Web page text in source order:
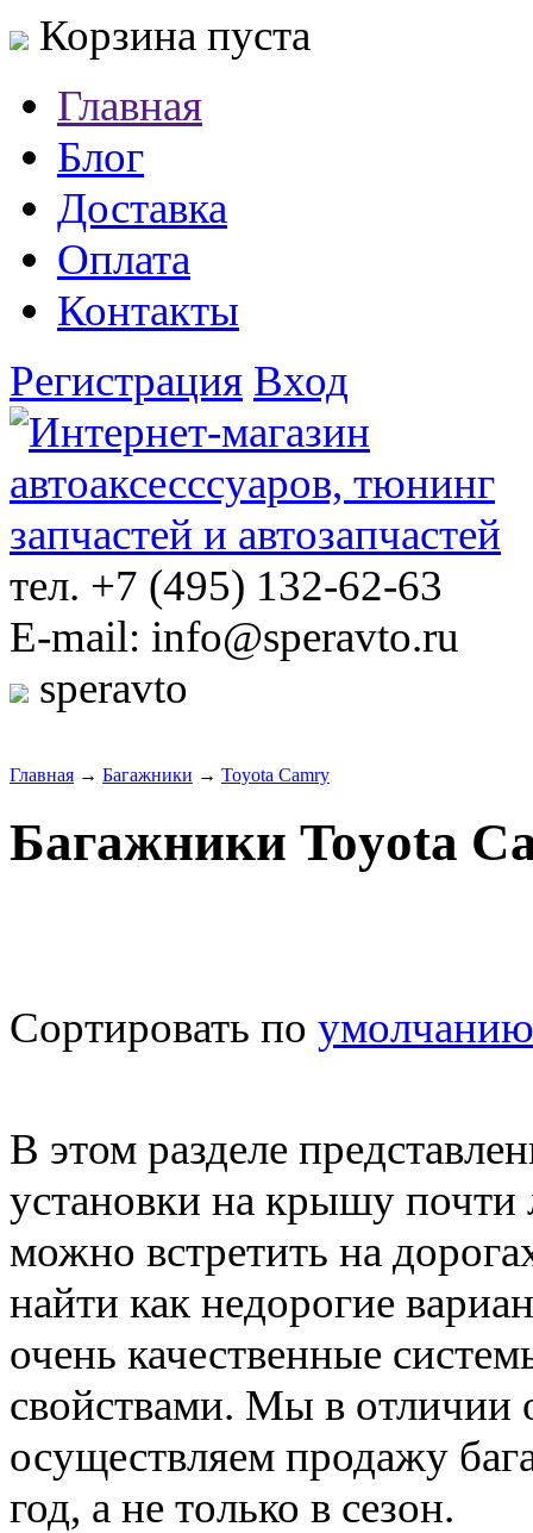
Корзина пуста
Главная
Блог
Доставка
Оплата
Контакты
Регистрация Вход
тел. +7 (495) 132-62-63
E-mail: info@speravto.ru
speravto
Главная → Багажники → Toyota Camry
Багажники Toyota
Сортировать по умолчанию
В этом разделе
установки на крышу
можно встретить на
найти как недорогие
очень качественные
свойствами. Мы в отличии
осуществляем продажу
год, а не только в сезон.